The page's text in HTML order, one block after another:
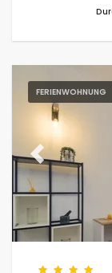
Komfort
Dienste
Blicke
FERIENWOHNUNG
Previous